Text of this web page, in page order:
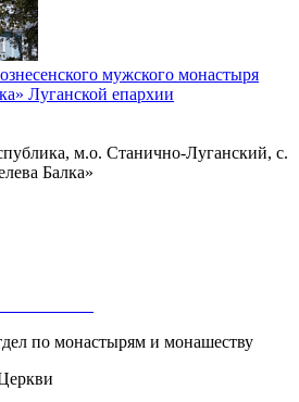
мужского монастыря
Луганской епархии
м.о. Станично-Луганский, с.
Балка»
по монастырям и монашеству